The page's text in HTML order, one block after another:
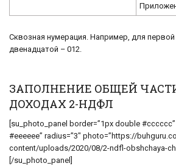
Сквозная нумерация. Например, для
двенадцатой – 012.
ЗАПОЛНЕНИЕ ОБЩЕЙ
ДОХОДАХ 2-НДФЛ
[su_photo_panel border=”1px double
#eeeeee” radius=”3″ photo=”https://
content/uploads/2020/08/2-ndfl-obshchaya-
[/su_photo_panel]